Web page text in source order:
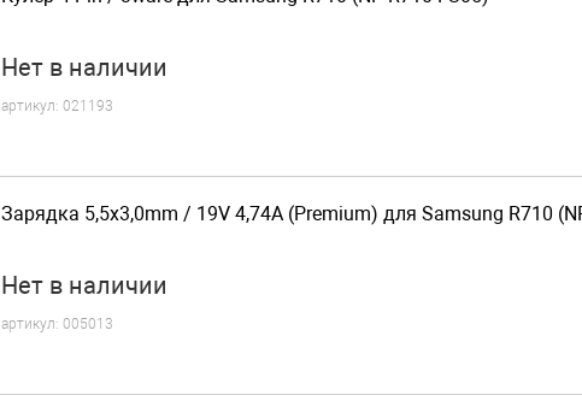
Нет в наличии
артикул: 021193
Зарядка 5,5x3,0mm / 19V 4,74A (Premium) для Samsung R710
Нет в наличии
артикул: 005013